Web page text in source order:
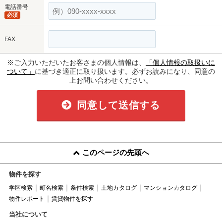
電話番号
必須
FAX
※ご入力いただいたお客さまの個人情報は、
「個人情報の取扱いに
ついて」 に基づき適正に取り扱います。必ずお読みになり、同意の
上お問い合わせください。
同意して送信する
このページの先頭へ
物件を探す
学区検索 町名検索 条件検索 土地カタログ
マンションカタログ
物件レポート
賃貸物件を探す
当社について